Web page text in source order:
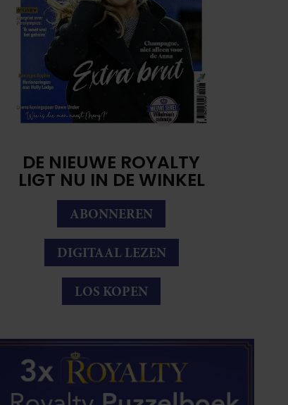
DE NIEUWE ROYALTY
LIGT NU IN DE WINKEL
ABONNEREN
DIGITAAL LEZEN
LOS KOPEN